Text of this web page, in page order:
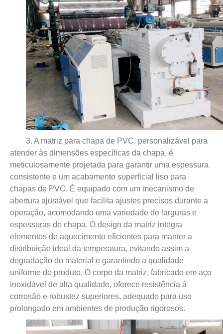
3. A matriz para chapa de PVC, personalizável para
atender às dimensões específicas da chapa, é
meticulosamente projetada para garantir uma espessura
consistente e um acabamento superficial liso para
chapas de PVC. É equipado com um mecanismo de
abertura ajustável que facilita ajustes precisos durante a
operação, acomodando uma variedade de larguras e
espessuras de chapa. O design da matriz integra
elementos de aquecimento eficientes para manter a
distribuição ideal da temperatura, evitando assim a
degradação do material e garantindo a qualidade
uniforme do produto. O corpo da matriz, fabricado em aço
inoxidável de alta qualidade, oferece resistência à
corrosão e robustez superiores, adequado para uso
prolongado em ambientes de produção rigorosos.